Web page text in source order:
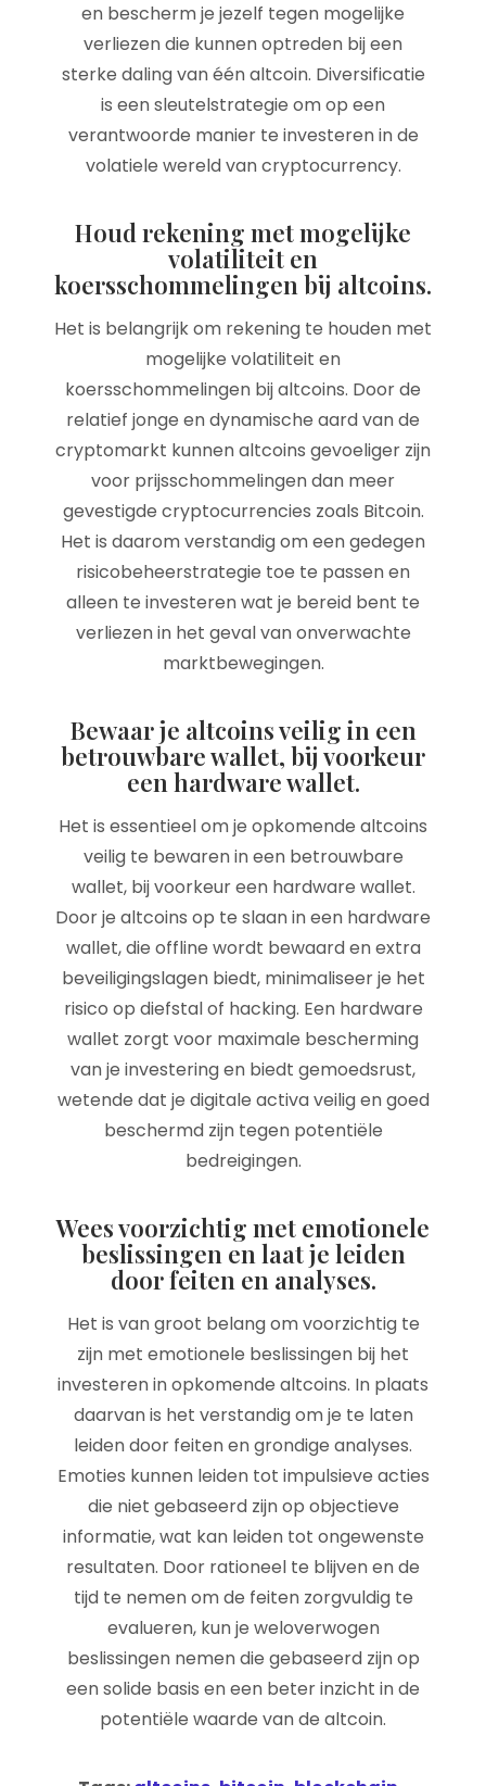
en bescherm je jezelf tegen mogelijke
verliezen die kunnen optreden bij een
sterke daling van één altcoin. Diversificatie
is een sleutelstrategie om op een
verantwoorde manier te investeren in de
volatiele wereld van cryptocurrency.
Houd rekening met mogelijke
volatiliteit en
koersschommelingen bij altcoins.
Het is belangrijk om rekening te houden met
mogelijke volatiliteit en
koersschommelingen bij altcoins. Door de
relatief jonge en dynamische aard van de
cryptomarkt kunnen altcoins gevoeliger zijn
voor prijsschommelingen dan meer
gevestigde cryptocurrencies zoals Bitcoin.
Het is daarom verstandig om een gedegen
risicobeheerstrategie toe te passen en
alleen te investeren wat je bereid bent te
verliezen in het geval van onverwachte
marktbewegingen.
Bewaar je altcoins veilig in een
betrouwbare wallet, bij voorkeur
een hardware wallet.
Het is essentieel om je opkomende altcoins
veilig te bewaren in een betrouwbare
wallet, bij voorkeur een hardware wallet.
Door je altcoins op te slaan in een hardware
wallet, die offline wordt bewaard en extra
beveiligingslagen biedt, minimaliseer je het
risico op diefstal of hacking. Een hardware
wallet zorgt voor maximale bescherming
van je investering en biedt gemoedsrust,
wetende dat je digitale activa veilig en goed
beschermd zijn tegen potentiële
bedreigingen.
Wees voorzichtig met emotionele
beslissingen en laat je leiden
door feiten en analyses.
Het is van groot belang om voorzichtig te
zijn met emotionele beslissingen bij het
investeren in opkomende altcoins. In plaats
daarvan is het verstandig om je te laten
leiden door feiten en grondige analyses.
Emoties kunnen leiden tot impulsieve acties
die niet gebaseerd zijn op objectieve
informatie, wat kan leiden tot ongewenste
resultaten. Door rationeel te blijven en de
tijd te nemen om de feiten zorgvuldig te
evalueren, kun je weloverwogen
beslissingen nemen die gebaseerd zijn op
een solide basis en een beter inzicht in de
potentiële waarde van de altcoin.